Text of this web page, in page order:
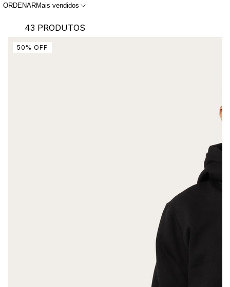
ORDENARMais vendidos
43 PRODUTOS
50 % OFF